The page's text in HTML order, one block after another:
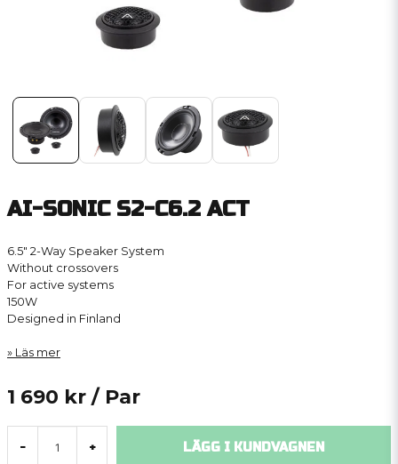
AI-SONIC S2-C6.2 ACT
6.5″ 2-Way Speaker System
Without crossovers
For active systems
150W
Designed in Finland
Läs mer
1 690 kr / Par
- + LÄGG I KUNDVAGNEN